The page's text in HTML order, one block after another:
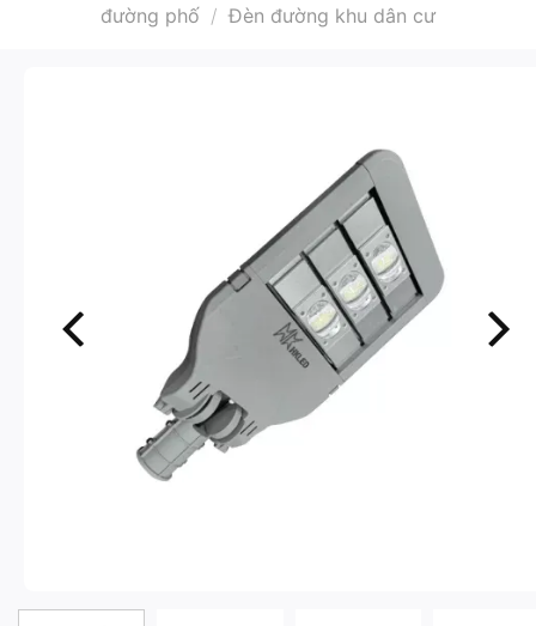
đường phố / Đèn đường khu dân cư